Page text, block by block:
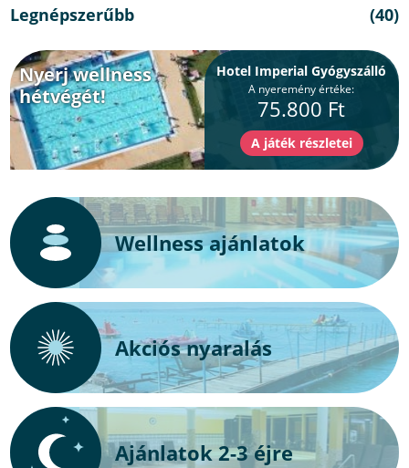
Legnépszerűbb
(40)
Nyerj wellness
hétvégét!
Hotel Imperial Gyógyszálló
A nyeremény értéke:
75.800 Ft
Wellness ajánlatok
Akciós nyaralás
Ajánlatok 2-3 éjre